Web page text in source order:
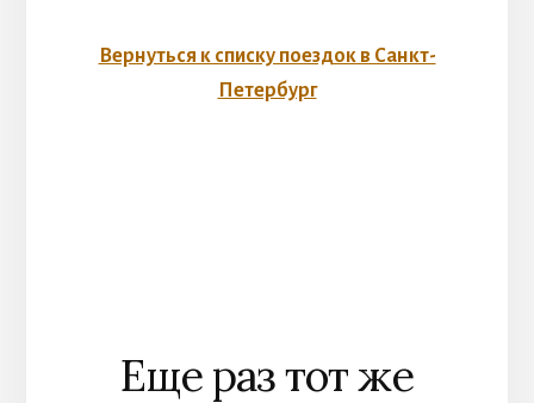
Вернуться к списку поездок в Санкт-
Петербург
Еще раз тот же